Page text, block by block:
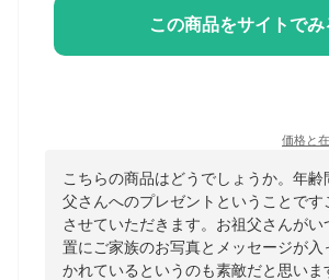
この商品をサイトでみ
価格と
こちらの商品はどうでしょうか。年齢
父さんへのプレゼントということです
させていただきます。お祖父さんがい
置にご家族のお写真とメッセージが入
かれているというのも素敵だと思いま